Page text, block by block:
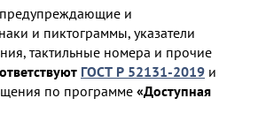
предупреждающие и
и пиктограммы, указатели
тактильные номера и прочие
ГОСТ Р 52131-2019 и
по программе «Доступная